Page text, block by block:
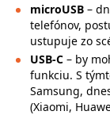
microUSB –
telefónov,
ustupuje zo
USB-C – by
funkciu. S
Samsung,
(Xiaomi,